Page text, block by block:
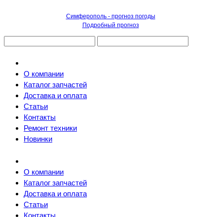
Симферополь - прогноз погоды
Подробный прогноз
О компании
Каталог запчастей
Доставка и оплата
Статьи
Контакты
Ремонт техники
Новинки
О компании
Каталог запчастей
Доставка и оплата
Статьи
Контакты